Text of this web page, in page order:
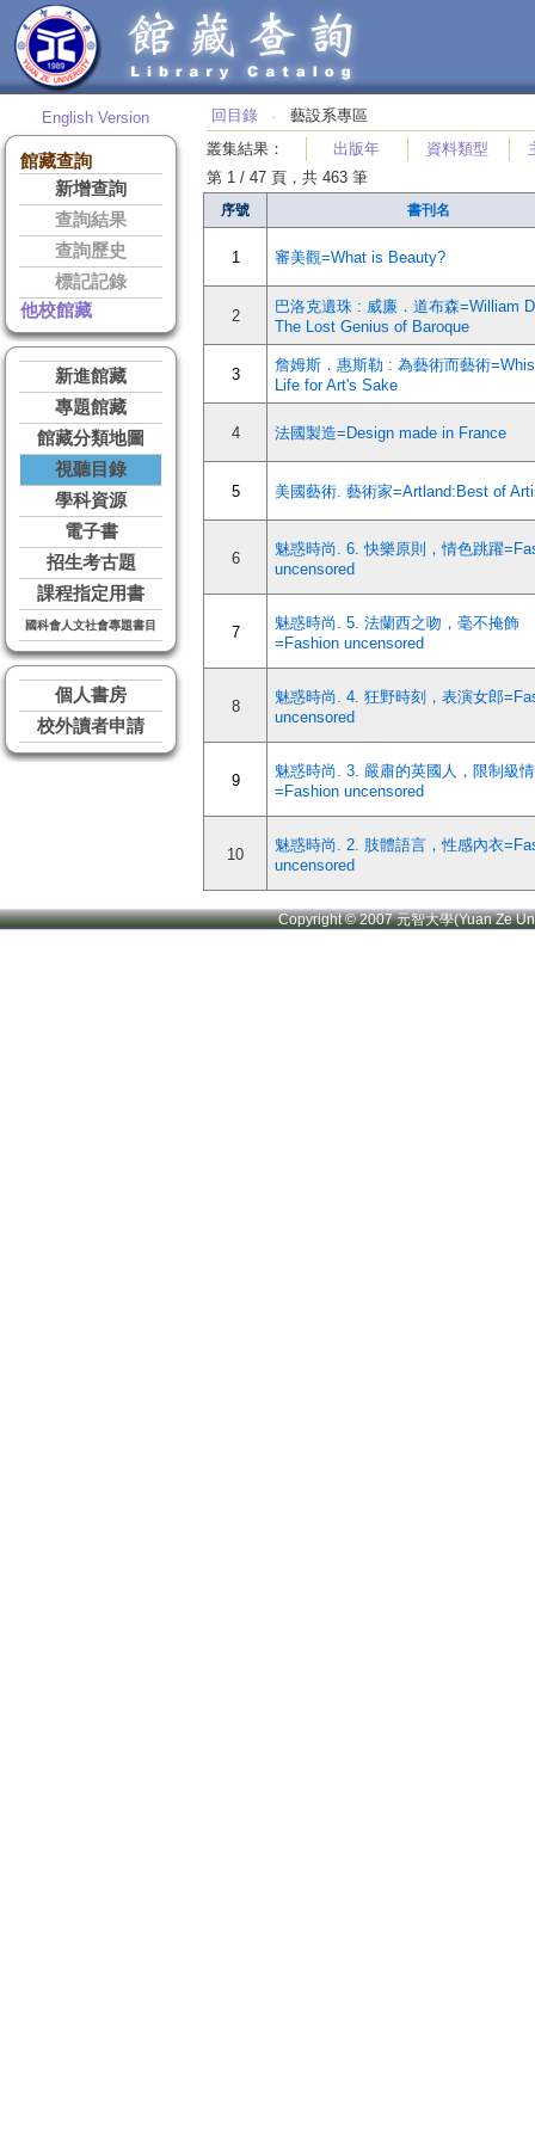
English Version
館藏查詢
新增查詢
查詢結果
查詢歷史
標記記錄
他校館藏
新進館藏
專題館藏
館藏分類地圖
視聽目錄
學科資源
電子書
招生考古題
課程指定用書
國科會人文社會專題書目
個人書房
校外讀者申請
回目錄 ‧
藝設系專區
叢集結果 ： 出版年 資料類型
第 1 / 47 頁，共 463 筆
序號 書刊名
1 審美觀=What is Beauty?
2
巴洛克遺珠 : 威廉．道布森=William
The Lost Genius of Baroque
3
詹姆斯．惠斯勒 : 為藝術而藝術
Life for Art's Sake
4 法國製造=Design made in France
5 美國藝術. 藝術家=Artland:Best of
6
魅惑時尚. 6. 快樂原則，情色跳躍
uncensored
7
魅惑時尚. 5. 法蘭西之吻，毫不掩飾
=Fashion uncensored
8
魅惑時尚. 4. 狂野時刻，表演女郎
uncensored
9
魅惑時尚. 3. 嚴肅的英國人，限制級
=Fashion uncensored
10
魅惑時尚. 2. 肢體語言，性感內衣
uncensored
Copyright © 2007 元智大學(Yuan Ze